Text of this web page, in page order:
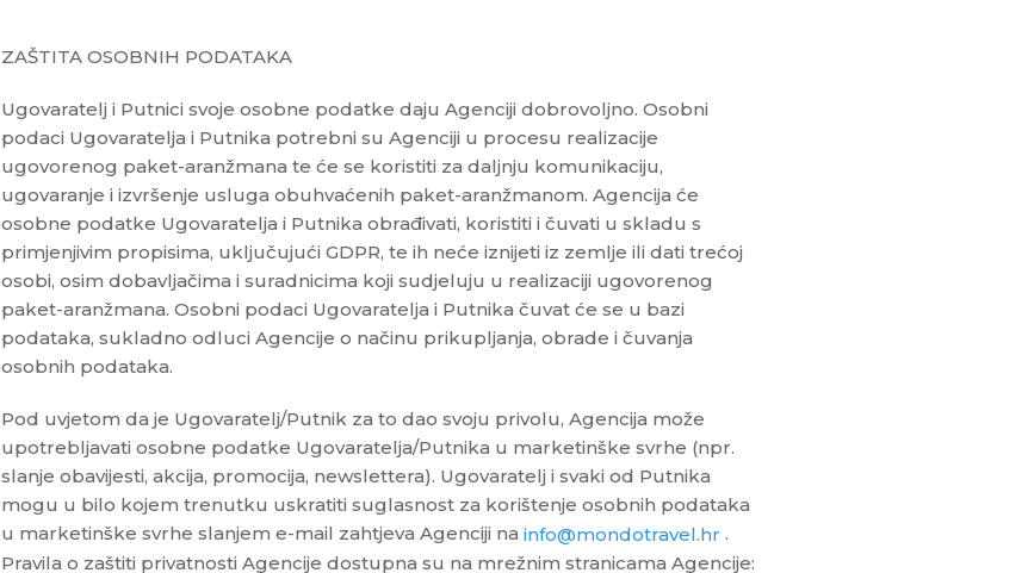
ZAŠTITA OSOBNIH PODATAKA
Ugovaratelj i Putnici svoje osobne podatke daju Agenciji dobrovoljno. Osobni
podaci Ugovaratelja i Putnika potrebni su Agenciji u procesu realizacije
ugovorenog paket-aranžmana te će se koristiti za daljnju komunikaciju,
ugovaranje i izvršenje usluga obuhvaćenih paket-aranžmanom. Agencija će
osobne podatke Ugovaratelja i Putnika obrađivati, koristiti i čuvati u skladu s
primjenjivim propisima, uključujući GDPR, te ih neće iznijeti iz zemlje ili dati trećoj
osobi, osim dobavljačima i suradnicima koji sudjeluju u realizaciji ugovorenog
paket-aranžmana. Osobni podaci Ugovaratelja i Putnika čuvat će se u bazi
podataka, sukladno odluci Agencije o načinu prikupljanja, obrade i čuvanja
osobnih podataka.
Pod uvjetom da je Ugovaratelj/Putnik za to dao svoju privolu, Agencija može
upotrebljavati osobne podatke Ugovaratelja/Putnika u marketinške svrhe (npr.
slanje obavijesti, akcija, promocija, newslettera). Ugovaratelj i svaki od Putnika
mogu u bilo kojem trenutku uskratiti suglasnost za korištenje osobnih podataka
u marketinške svrhe slanjem e-mail zahtjeva Agenciji na info@mondotravel.hr .
Pravila o zaštiti privatnosti Agencije dostupna su na mrežnim stranicama Agencije: